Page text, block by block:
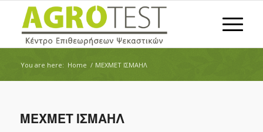
You are here: Home / ΜΕΧΜΕΤ ΙΣΜΑΗΛ
ΜΕΧΜΕΤ ΙΣΜΑΗΛ